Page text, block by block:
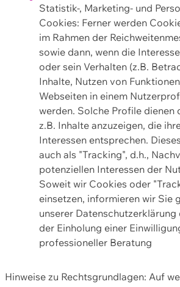
Statistik-, Marketing- und
Cookies: Ferner werden
im Rahmen der
sowie dann, wenn die
oder sein Verhalten (z.B.
Inhalte, Nutzen von
Webseiten in einem
werden. Solche Profile dienen
z.B. Inhalte anzuzeigen, die
Interessen entsprechen.
auch als "Tracking", d.h.,
potenziellen Interessen der
Soweit wir Cookies oder
einsetzen, informieren wir Sie
unserer Datenschutzerklärung
der Einholung einer
professioneller Beratung
Hinweise zu Rechtsgrundlagen: Auf